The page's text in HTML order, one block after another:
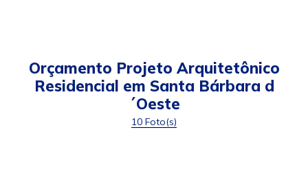
Orçamento Projeto Arquitetônico
Residencial em Santa Bárbara d
´Oeste
10 Foto(s)